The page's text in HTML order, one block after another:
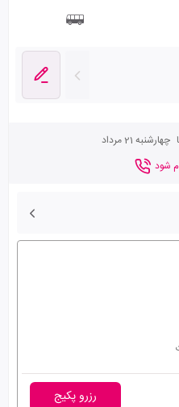
چهارشنبه 21 مرداد
شود
رزرو پکیج